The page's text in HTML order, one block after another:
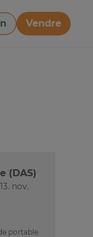
Vendre
(DAS)
nov.
portable